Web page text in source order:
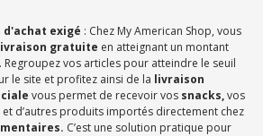
exigé : Chez My American Shop, vous
gratuite en atteignant un montant
vos articles pour atteindre le seuil
le site et profitez ainsi de la livraison
vous permet de recevoir vos snacks,vos
et d’autres produits importés directement chez
C’est une solution pratique pour